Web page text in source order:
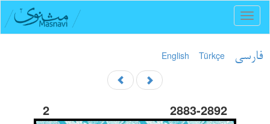
English Türkçe فارسی
2 2883-2892